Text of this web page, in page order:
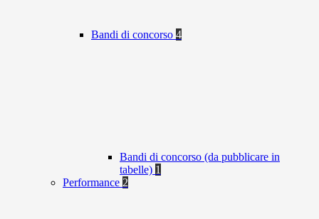
Bandi di concorso 4
Bandi di concorso (da pubblicare in
tabelle) 1
Performance 2